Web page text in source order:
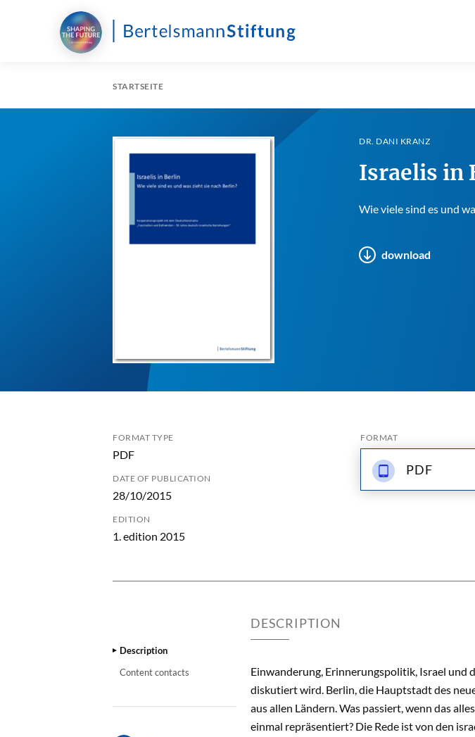
STARTSEITE
DR. DANI KRANZ
Israelis in
Wie viele sind es und
download
FORMAT TYPE
PDF
DATE OF PUBLICATION
28/10/2015
EDITION
1. edition 2015
FORMAT
PDF
Description
Content contacts
DESCRIPTION
Einwanderung, Erinnerungspolitik, Israel und
diskutiert wird. Berlin, die Hauptstadt des
aus allen Ländern. Was passiert, wenn das
einmal repräsentiert? Die Rede ist von den